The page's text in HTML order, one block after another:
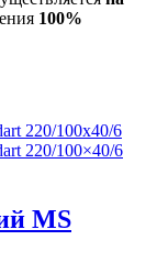
100%
MS